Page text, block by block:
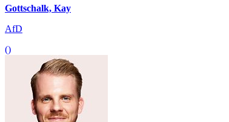
Gottschalk, Kay
AfD
()